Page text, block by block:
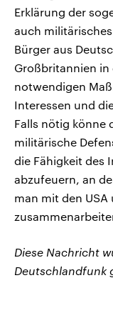
Erklärung der
auch
Bürger aus
Großbritannien in
notwendigen
Interessen und
Falls nötig könne
militärische
die Fähigkeit des
abzufeuern, an
man mit den
Diese Nachricht
Deutschlandfunk